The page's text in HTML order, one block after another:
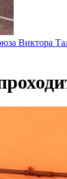
Виктора